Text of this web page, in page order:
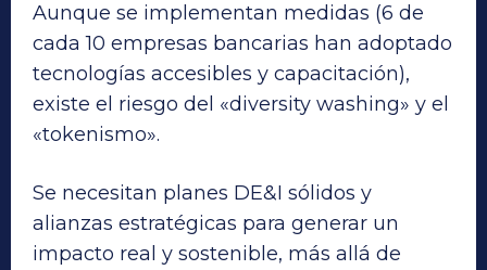
Aunque se implementan medidas (6 de
cada 10 empresas bancarias han adoptado
tecnologías accesibles y capacitación),
existe el riesgo del «diversity washing» y el
«tokenismo».
Se necesitan planes DE&I sólidos y
alianzas estratégicas para generar un
impacto real y sostenible, más allá de